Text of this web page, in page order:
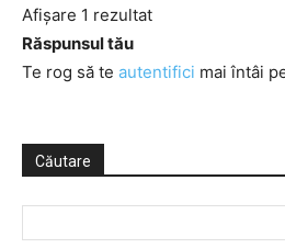
Afișare 1 rezultat
Răspunsul tău
Te rog să te autentifici mai întâi
Căutare